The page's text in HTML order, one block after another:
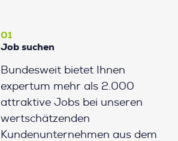
01
Job suchen
Bundesweit bietet Ihnen
expertum mehr als 2.000
attraktive Jobs bei unseren
wertschätzenden
Kundenunternehmen aus dem